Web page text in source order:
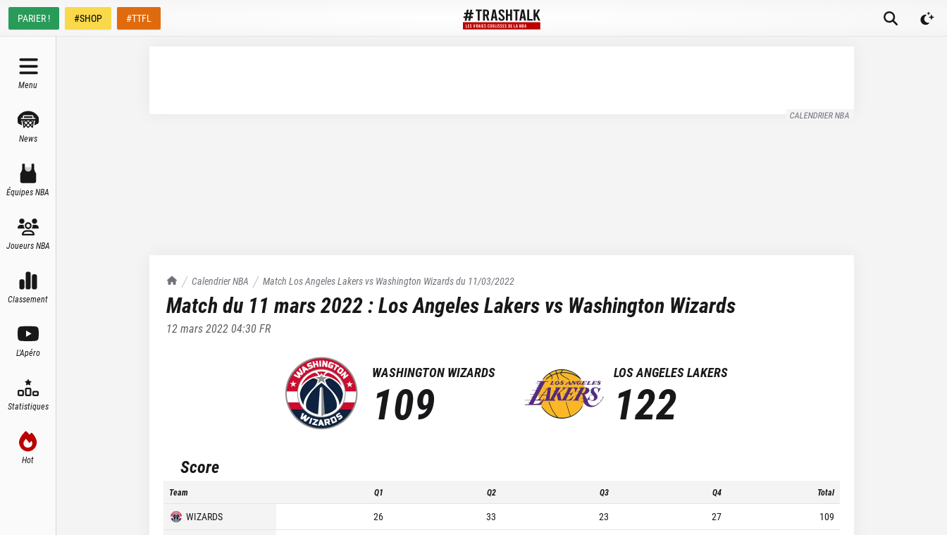
PARIER ! #SHOP #TTFL
Menu
News
Équipes NBA
Joueurs NBA
Classement
L'Apéro
Statistiques
Hot
CALENDRIER NBA
TrashTalk Actu NBA
Calendrier NBA Match Los Angeles Lakers vs Washington Wizardsdu 11/03/2022
Match du 11 mars 2022:Los Angeles Lakers vs Washington Wizards
12 mars 2022 04:30FR
WASHINGTON WIZARDS
109
LOS ANGELES LAKERS
122
Score
Team Q1 Q2 Q3 Q4 Total
WIZARDS 26 33 23 27
109